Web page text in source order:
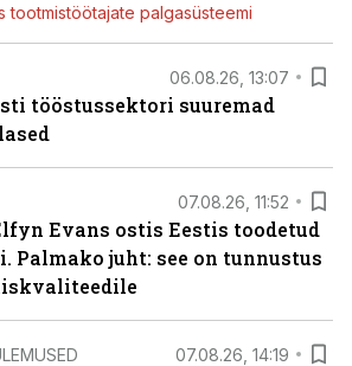
tootmistöötajate palgasüsteemi
06.08.26, 13:07
tööstussektori suuremad
07.08.26, 11:52
Evans ostis Eestis toodetud
Palmako juht: see on tunnustus
07.08.26, 14:19